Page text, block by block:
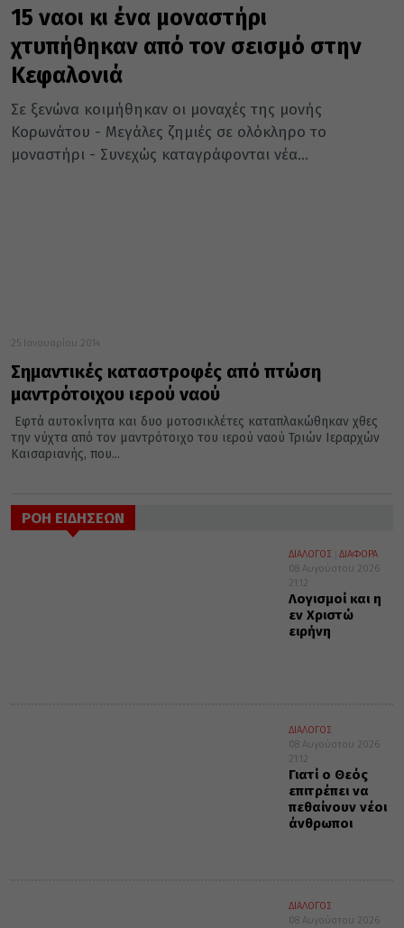
15 ναοι κι ένα μοναστήρι
χτυπήθηκαν από τον σεισμό στην
Κεφαλονιά
Σε ξενώνα κοιμήθηκαν οι μοναχές της μονής
Κορωνάτου - Μεγάλες ζημιές σε ολόκληρο το
μοναστήρι - Συνεχώς καταγράφονται νέα...
25 Ιανουαρίου 2014
Σημαντικές καταστροφές από πτώση
μαντρότοιχου ιερού ναού
Εφτά αυτοκίνητα και δυο μοτοσικλέτες καταπλακώθηκαν χθες
την νύχτα από τον μαντρότοιχο του ιερού ναού Τριών Ιεραρχών
Καισαριανής, που...
ΡΟΗ ΕΙΔΗΣΕΩΝ
ΔΙΑΛΟΓΟΣ
ΔΙΑΦΟΡΑ
08 Αυγούστου 2026
21:12
Λογισμοί και η
εν Χριστώ
ειρήνη
ΔΙΑΛΟΓΟΣ
08 Αυγούστου 2026
21:12
Γιατί ο Θεός
επιτρέπει να
πεθαίνουν νέοι
άνθρωποι
ΔΙΑΛΟΓΟΣ
08 Αυγούστου 2026